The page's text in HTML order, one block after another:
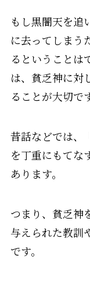
もし黒闇天を追
に去ってしまう
るということは
は、貧乏神に対
ることが大切で
昔話などでは、
を丁重にもてな
あります。
つまり、貧乏神
与えられた教訓
です。